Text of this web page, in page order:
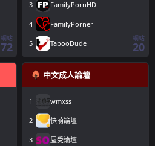
網站
72
3 FamilyPornHD
4 FamilyPorner
5 TabooDude
網站
20
中文成人論壇
1 wmxss
2 快萌論壇
3 屋受論壇